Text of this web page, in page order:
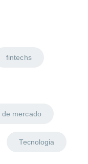
fintechs
de mercado
Tecnologia